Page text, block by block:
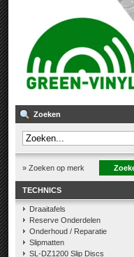
Zoeken
» Zoeken op merk
TECHNICS
Draaitafels
Reserve Onderdelen
Onderhoud / Reparatie
Slipmatten
SL-DZ1200 Slip Discs